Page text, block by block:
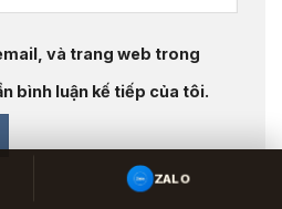
và trang web trong
bình luận kế tiếp của tôi.
ZALO